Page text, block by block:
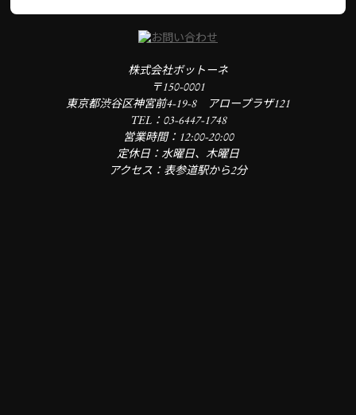
株式会社ボットーネ
〒150-0001
東京都渋谷区神宮前4-19-8 アロープラザ121
TEL：03-6447-1748
営業時間：12:00-20:00
定休日：水曜日、木曜日
アクセス：表参道駅から2分